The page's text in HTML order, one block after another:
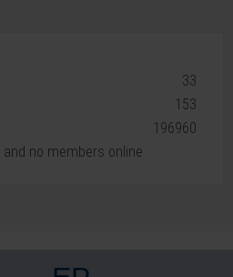
33
153
196960
no members online